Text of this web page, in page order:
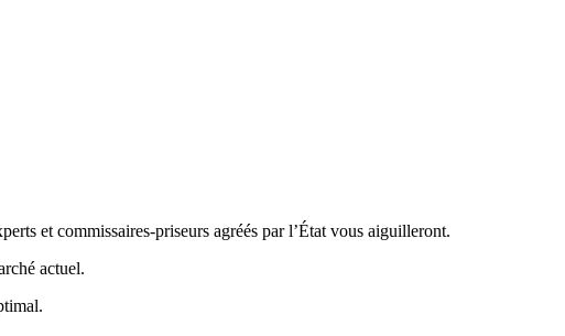
et commissaires-priseurs agréés par l’État vous aiguilleront.
actuel.